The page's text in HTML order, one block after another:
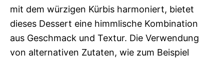
mit dem würzigen Kürbis harmoniert, bietet
dieses Dessert eine himmlische Kombination
aus Geschmack und Textur. Die Verwendung
von alternativen Zutaten, wie zum Beispiel